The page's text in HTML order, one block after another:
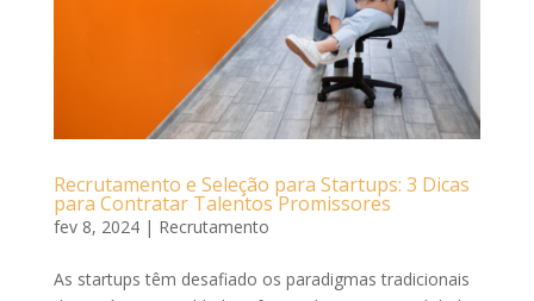
Recrutamento e Seleção para Startups: 3 Dicas
para Contratar Talentos Promissores
fev 8, 2024| Recrutamento
As startups têm desafiado os paradigmas tradicionais